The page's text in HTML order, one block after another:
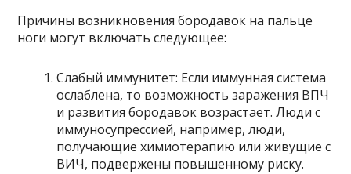
Причины возникновения бородавок на пальце
ноги могут включать следующее:
Слабый иммунитет: Если иммунная система
ослаблена, то возможность заражения ВПЧ
и развития бородавок возрастает. Люди с
иммуносупрессией, например, люди,
получающие химиотерапию или живущие с
ВИЧ, подвержены повышенному риску.